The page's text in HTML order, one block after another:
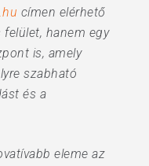
címen elérhető
hanem egy
is, amely
szabható
és a
eleme az